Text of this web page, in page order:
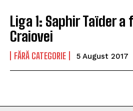
Liga 1: Saphir Taïder
Craiovei
FĂRĂ CATEGORIE 5 August 2017